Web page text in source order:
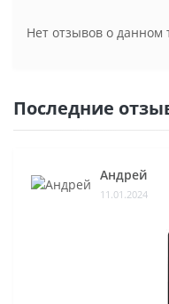
Нет отзывов о данном
Последние
Андрей
11.01.2024